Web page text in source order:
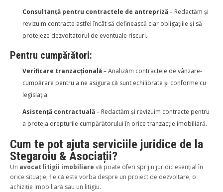
Consultanță pentru contractele de antrepriză– Redactăm și
revizuim contracte astfel încât să definească clar obligațiile și să
protejeze dezvoltatorul de eventuale riscuri.
Pentru cumpărători:
Verificare tranzacțională– Analizăm contractele de vânzare-
cumpărare pentru a ne asigura că sunt echilibrate și conforme cu
legislația.
Asistență contractuală– Redactăm și revizuim contracte pentru
a proteja drepturile cumpărătorului în orice tranzacție imobiliară.
Cum te pot ajuta serviciile juridice de la
Stegaroiu & Asociații?
Un avocat litigii imobiliare vă poate oferi sprijin juridic esențial în
orice situație, fie că este vorba despre un proiect de dezvoltare, o
achiziție imobiliară sau un litigiu.